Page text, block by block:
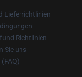
Lieferrichtlinien
Richtlinien
Sie uns